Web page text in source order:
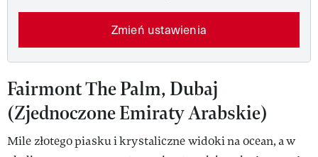
Zmień ustawienia
Fairmont The Palm, Dubaj
(Zjednoczone Emiraty Arabskie)
Mile złotego piasku i krystaliczne widoki na ocean, a w